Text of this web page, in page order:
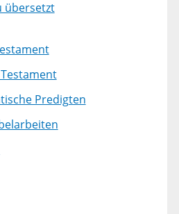
übersetzt
Predigten